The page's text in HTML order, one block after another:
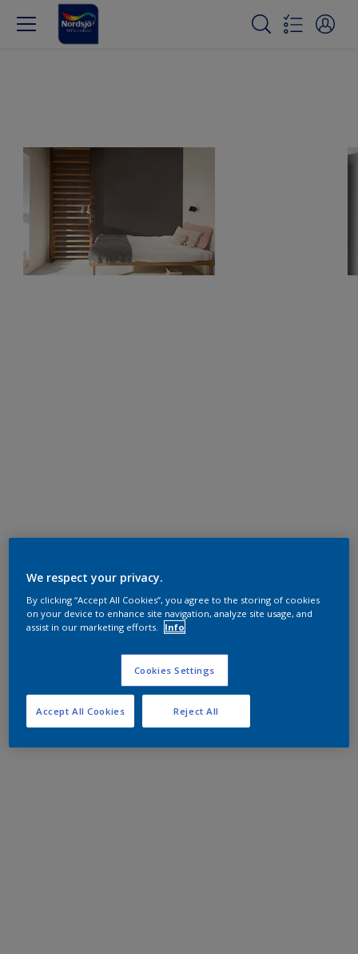
We respect your privacy.
By clicking “Accept All Cookies”, you agree to the storing of cookies
on your device to enhance site navigation, analyze site usage, and
assist in our marketing efforts.
Info
Cookies Settings
Reject All
Accept All Cookies